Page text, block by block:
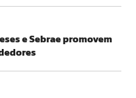
e Sebrae promovem